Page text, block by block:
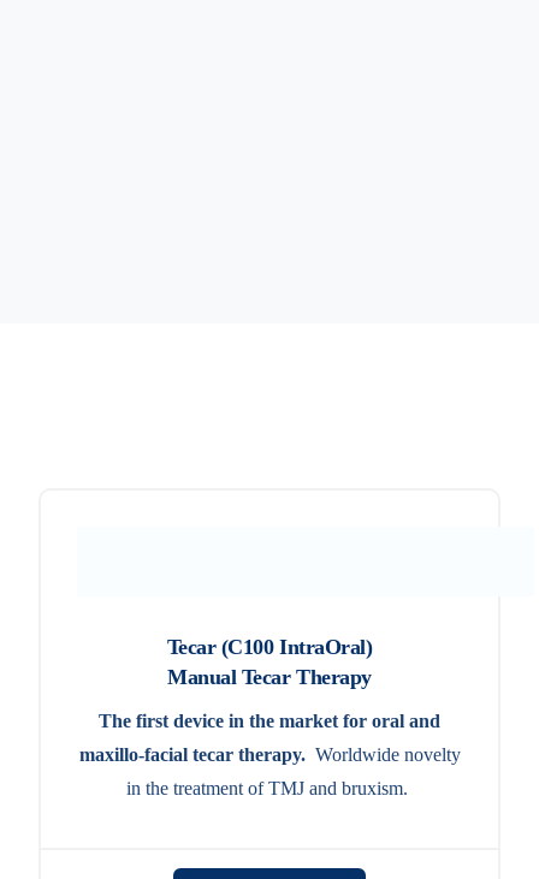
Tecar (C100 IntraOral)
Manual Tecar Therapy
The first device in the market for oral and
maxillo-facial tecar therapy. Worldwide novelty
in the treatment of TMJ and bruxism.